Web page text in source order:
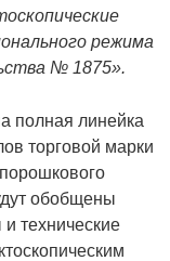
режима
№ 1875».
полная линейка
торговой марки
обобщены
технические